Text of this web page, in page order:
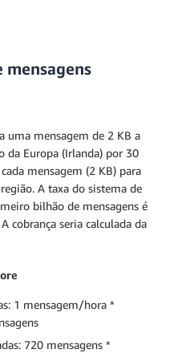
mensagens
uma mensagem de 2 KB a
da Europa (Irlanda) por 30
mensagem (2 KB) para
A taxa do sistema de
bilhão de mensagens é
cobrança seria calculada da
1 mensagem/hora *
720 mensagens *